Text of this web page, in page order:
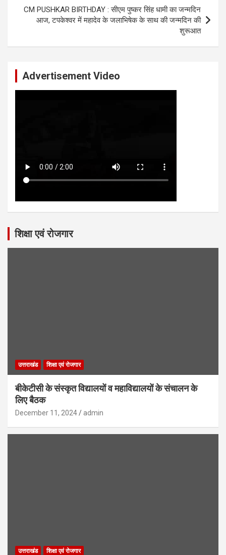
CM PUSHKAR BIRTHDAY : सीएम पुष्कर सिंह धामी का जन्मदिन
आज, टपकेश्वर में महादेव के जलाभिषेक के साथ की जन्मदिन की
शुरूआत
Advertisement Video
शिक्षा एवं रोजगार
उत्तराखंड शिक्षा एवं रोजगार
बीकेटीसी के संस्कृत विद्यालयों व महाविद्यालयों के संचालन के
लिए बैठक
December 11, 2024 admin
उत्तराखंड शिक्षा एवं रोजगार